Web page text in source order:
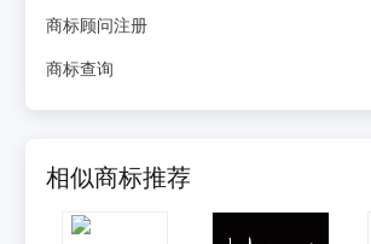
商标顾问注册
商标查询
相似商标推荐